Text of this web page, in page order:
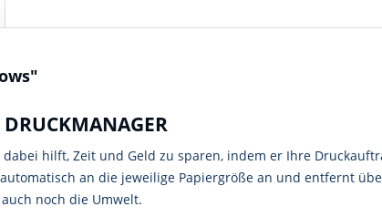
DRUCKMANAGER
hilft, Zeit und Geld zu sparen, indem er Ihre
an die jeweilige Papiergröße an und entfernt
noch die Umwelt.